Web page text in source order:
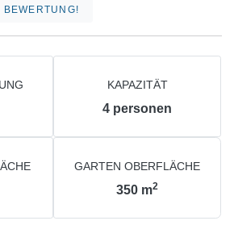
KAPAZITÄT
4 personen
GARTEN OBERFLÄCHE
350 m2